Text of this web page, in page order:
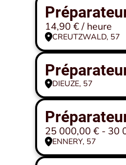
14,90 € / heure
CREUTZWALD, 57
DIEUZE, 57
25 000,00 € - 30
ENNERY, 57